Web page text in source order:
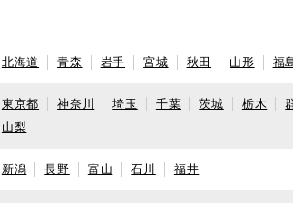
北海道 青森 岩手 宮城 秋田 山形 福
東京都 神奈川 埼玉 千葉 茨城 栃木
山梨
新潟 長野 富山 石川 福井